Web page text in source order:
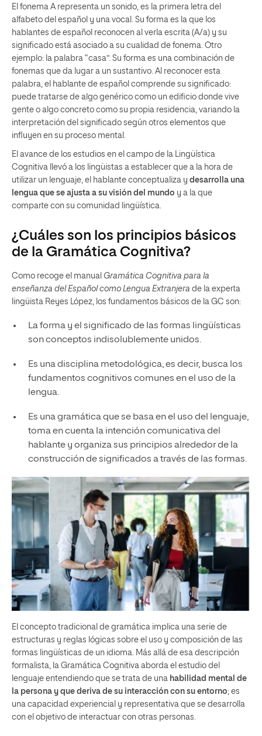
El fonema A representa un sonido, es la primera letra del
alfabeto del español y una vocal. Su forma es la que los
hablantes de español reconocen al verla escrita (A/a) y su
significado está asociado a su cualidad de fonema. Otro
ejemplo: la palabra “casa”. Su forma es una combinación de
fonemas que da lugar a un sustantivo. Al reconocer esta
palabra, el hablante de español comprende su significado:
puede tratarse de algo genérico como un edificio donde vive
gente o algo concreto como su propia residencia, variando la
interpretación del significado según otros elementos que
influyen en su proceso mental.
El avance de los estudios en el campo de la Lingüística
Cognitiva llevó a los lingüistas a establecer que a la hora de
utilizar un lenguaje, el hablante conceptualiza y desarrolla una
lengua que se ajusta a su visión del mundo y a la que
comparte con su comunidad lingüística.
¿Cuáles son los principios básicos
de la Gramática Cognitiva?
Como recoge el manual Gramática Cognitiva para la
enseñanza del Español como Lengua Extranjera de la experta
lingüista Reyes López, los fundamentos básicos de la GC son:
La forma y el significado de las formas lingüísticas
son conceptos indisolublemente unidos.
Es una disciplina metodológica, es decir, busca los
fundamentos cognitivos comunes en el uso de la
lengua.
Es una gramática que se basa en el uso del lenguaje,
toma en cuenta la intención comunicativa del
hablante y organiza sus principios alrededor de la
construcción de significados a través de las formas.
El concepto tradicional de gramática implica una serie de
estructuras y reglas lógicas sobre el uso y composición de las
formas lingüísticas de un idioma. Más allá de esa descripción
formalista, la Gramática Cognitiva aborda el estudio del
lenguaje entendiendo que se trata de una habilidad mental de
la persona y que deriva de su interacción con su entorno; es
una capacidad experiencial y representativa que se desarrolla
con el objetivo de interactuar con otras personas.